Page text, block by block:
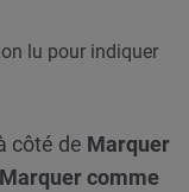
lu pour indiquer
côté de Marquer
Marquer comme